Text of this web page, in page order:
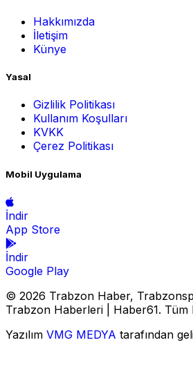
Hakkımızda
İletişim
Künye
Yasal
Gizlilik Politikası
Kullanım Koşulları
KVKK
Çerez Politikası
Mobil Uygulama
İndir
App Store
İndir
Google Play
© 2026 Trabzon Haber,
Trabzon Haberleri | Haber61. Tüm
Yazılım VMG MEDYA tarafından